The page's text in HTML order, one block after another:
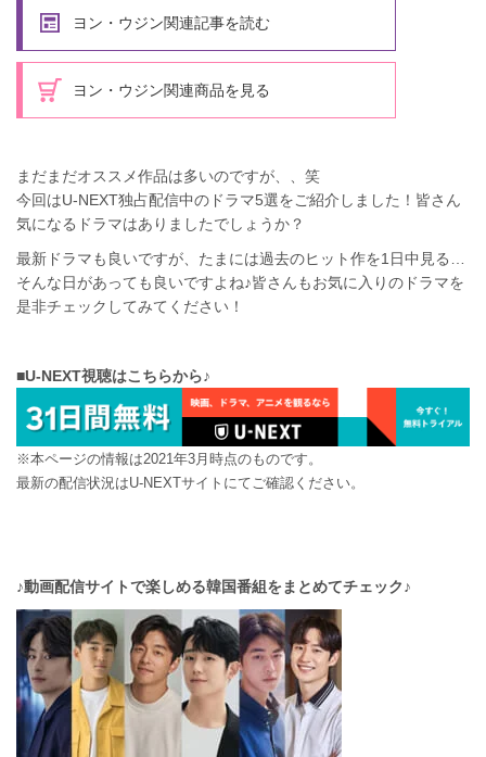
ヨン・ウジン関連記事を読む
ヨン・ウジン関連商品を見る
まだまだオススメ作品は多いのですが、、笑
今回はU-NEXT独占配信中のドラマ5選をご紹介しました！皆さん
気になるドラマはありましたでしょうか？
最新ドラマも良いですが、たまには過去のヒット作を1日中見る…
そんな日があっても良いですよね♪皆さんもお気に入りのドラマを
是非チェックしてみてください！
■U-NEXT視聴はこちらから♪
※本ページの情報は2021年3月時点のものです。
最新の配信状況はU-NEXTサイトにてご確認ください。
♪動画配信サイトで楽しめる韓国番組をまとめてチェック♪